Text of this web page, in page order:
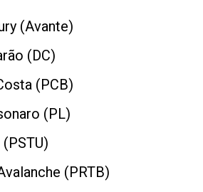
(Avante)
(DC)
(PCB)
(PL)
(PRTB)